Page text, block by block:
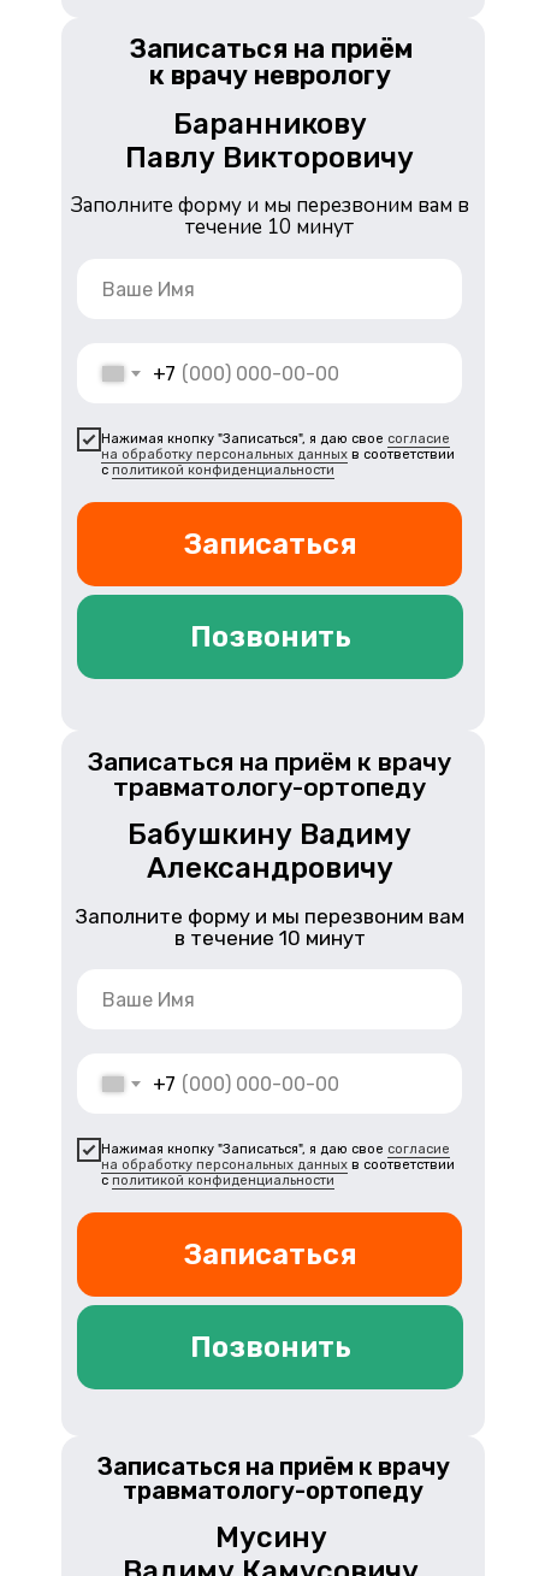
+7
Нажимая кнопку "Записаться", я даю свое согласие
на обработку персональных данных в соответствии
с политикой конфиденциальности
Записаться
Заполните форму и мы перезвоним вам в
течение 10 минут
Позвонить
Баранникову
Павлу Викторовичу
Записаться на приём
к врачу неврологу
+7
Нажимая кнопку "Записаться", я даю свое согласие
на обработку персональных данных в соответствии
с политикой конфиденциальности
Записаться
Заполните форму и мы перезвоним вам
в течение 10 минут
Позвонить
Бабушкину Вадиму
Александровичу
Записаться на приём к врачу
травматологу-ортопеду
Мусину
Записаться на приём к врачу
травматологу-ортопеду